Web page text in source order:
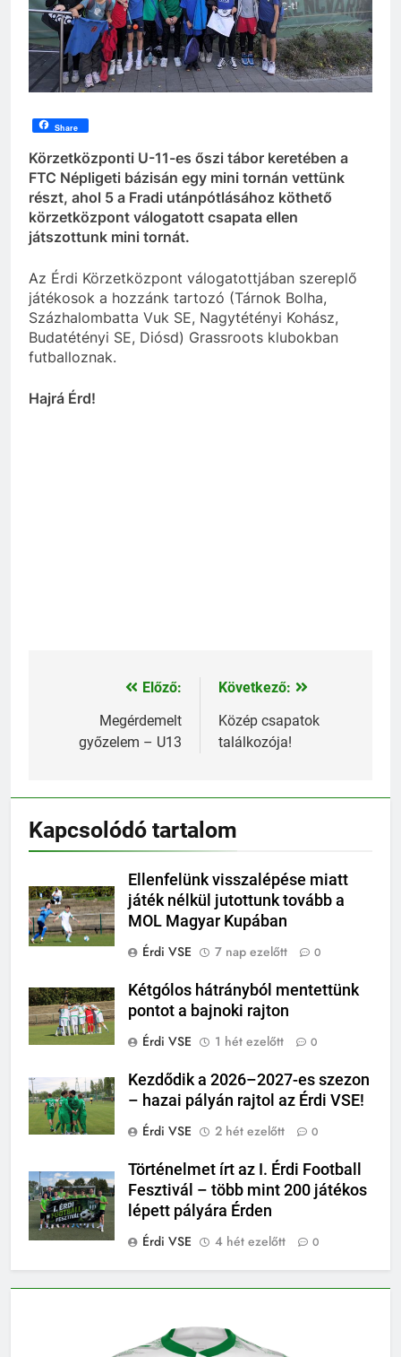
Share
Körzetközponti U-11-es őszi tábor keretében a
FTC Népligeti bázisán egy mini tornán vettünk
részt, ahol 5 a Fradi utánpótlásához köthető
körzetközpont válogatott csapata ellen
játszottunk mini tornát.
Az Érdi Körzetközpont válogatottjában szereplő
játékosok a hozzánk tartozó (Tárnok Bolha,
Százhalombatta Vuk SE, Nagytétényi Kohász,
Budatétényi SE, Diósd) Grassroots klubokban
futballoznak.
Hajrá Érd!
Bejegyzés
navigáció
Előző:
Megérdemelt
győzelem – U13
Következő:
Közép csapatok
találkozója!
Kapcsolódó tartalom
Ellenfelünk visszalépése miatt
játék nélkül jutottunk tovább a
MOL Magyar Kupában
Érdi VSE
7 nap ezelőtt 0
Kétgólos hátrányból mentettünk
pontot a bajnoki rajton
Érdi VSE
1 hét ezelőtt 0
Kezdődik a 2026–2027-es szezon
– hazai pályán rajtol az Érdi VSE!
Érdi VSE
2 hét ezelőtt 0
Történelmet írt az I. Érdi Football
Fesztivál – több mint 200 játékos
lépett pályára Érden
Érdi VSE
4 hét ezelőtt 0